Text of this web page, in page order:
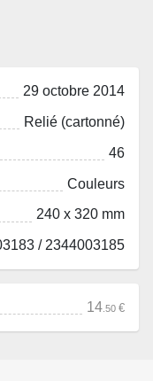
29 octobre 2014
Relié (cartonné)
46
Couleurs
240 x 320 mm
/ 2344003185
14.50 €